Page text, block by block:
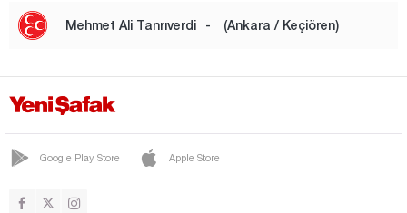
GÜDÜL
HAYMANA
KALECİK
KAZAN
KEÇİÖREN
Mehmet Ali Tanrıverdi - (Ankara / Keçiören)
Google Play Store Apple Store